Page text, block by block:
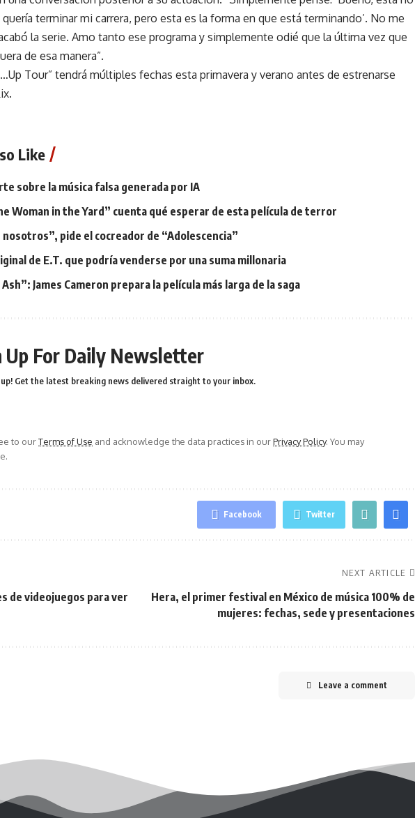
terminar mi carrera, pero esta es la forma en que está terminando’. No me
la serie. Amo tanto ese programa y simplemente odié que la última vez que
de esa manera”.
Tour” tendrá múltiples fechas esta primavera y verano antes de estrenarse
Like
sobre la música falsa generada por IA
Woman in the Yard” cuenta qué esperar de esta película de terror
pide el cocreador de “Adolescencia”
de E.T. que podría venderse por una suma millonaria
James Cameron prepara la película más larga de la saga
Up For Daily Newsletter
Get the latest breaking news delivered straight to your inbox.
to ourTerms of Use and acknowledge the data practices in ourPrivacy Policy. You may
Facebook Twitter
de videojuegos para ver
NEXT ARTICLE
Hera, el primer festival en México de música 100% de
mujeres: fechas, sede y presentaciones
Leave a comment